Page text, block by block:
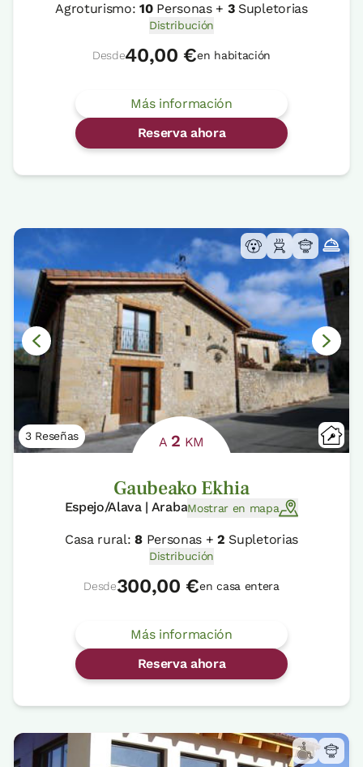
Agroturismo:10Personas + 3Supletorias
Distribución
Desde40,00 €en habitación
Más información
Reserva ahora
3 Reseñas A 2 KM
Gaubeako Ekhia
Espejo/Alava | ArabaMostrar en mapa
Casa rural:8Personas +2 Supletorias
Distribución
Desde300,00 €en casa entera
Más información
Reserva ahora